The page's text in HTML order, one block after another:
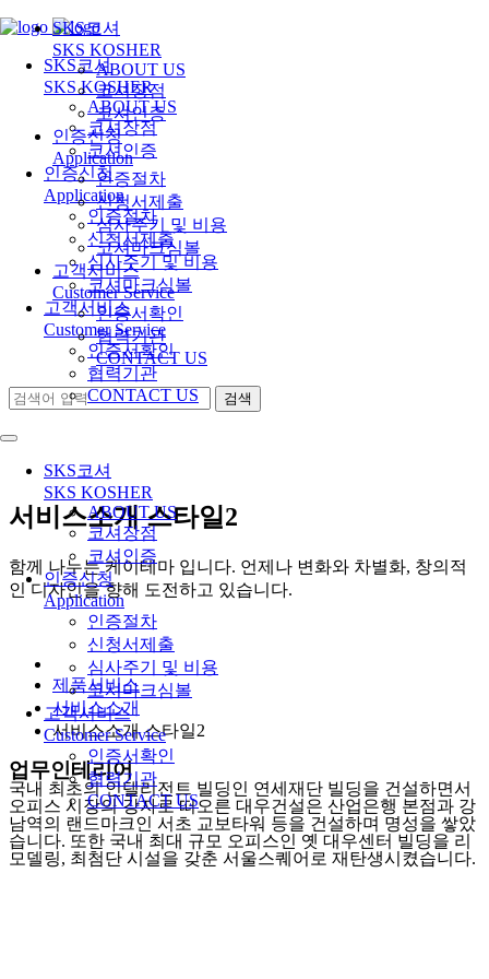
SKS코셔
SKS KOSHER
ABOUT US
코셔장점
코셔인증
인증신청
Application
인증절차
신청서제출
심사주기 및 비용
코셔마크심볼
고객서비스
Customer Service
인증서확인
협력기관
CONTACT US
SKS코셔
SKS KOSHER
ABOUT US
코셔장점
코셔인증
인증신청
Application
인증절차
신청서제출
심사주기 및 비용
코셔마크심볼
고객서비스
Customer Service
인증서확인
협력기관
CONTACT US
SKS코셔
SKS KOSHER
ABOUT US
코셔장점
코셔인증
인증신청
Application
인증절차
신청서제출
심사주기 및 비용
코셔마크심볼
고객서비스
Customer Service
인증서확인
협력기관
CONTACT US
서비스소개 스타일2
함께 나누는 케이테마 입니다. 언제나 변화와 차별화, 창의적
인 디자인을 향해 도전하고 있습니다.
제품서비스
서비스소개
서비스소개 스타일2
업무인테리어
국내 최초의 인텔리전트 빌딩인 연세재단 빌딩을 건설하면서
오피스 시장의 강자로 떠오른 대우건설은 산업은행 본점과 강
남역의 랜드마크인 서초 교보타워 등을 건설하며 명성을 쌓았
습니다. 또한 국내 최대 규모 오피스인 옛 대우센터 빌딩을 리
모델링, 최첨단 시설을 갖춘 서울스퀘어로 재탄생시켰습니다.